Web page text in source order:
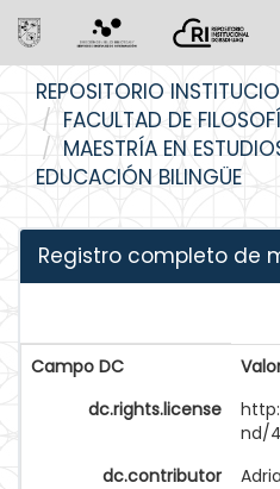
navigation
REPOSITORIO
FACULTAD DE
MAESTRÍA EN
EDUCACIÓN BILINGÜE
Registro completo de
Campo DC
dc.rights.license
nd/
dc.contributor